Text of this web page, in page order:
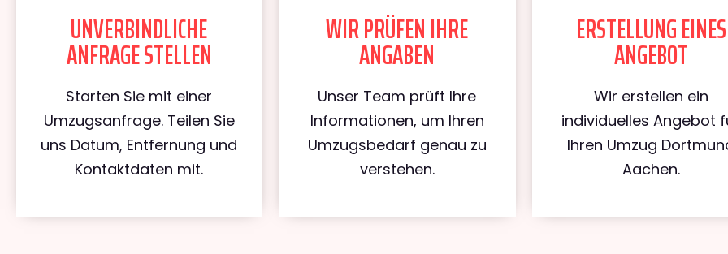
UNVERBINDLICHE
ANFRAGE STELLEN
Starten Sie mit einer
Umzugsanfrage. Teilen Sie
uns Datum, Entfernung und
Kontaktdaten mit.
WIR PRÜFEN IHRE
ANGABEN
Unser Team prüft Ihre
Informationen, um Ihren
Umzugsbedarf genau zu
verstehen.
ERSTELLUNG EINES
ANGEBOT
Wir erstellen ein
individuelles Angebot
Ihren Umzug
Aachen.